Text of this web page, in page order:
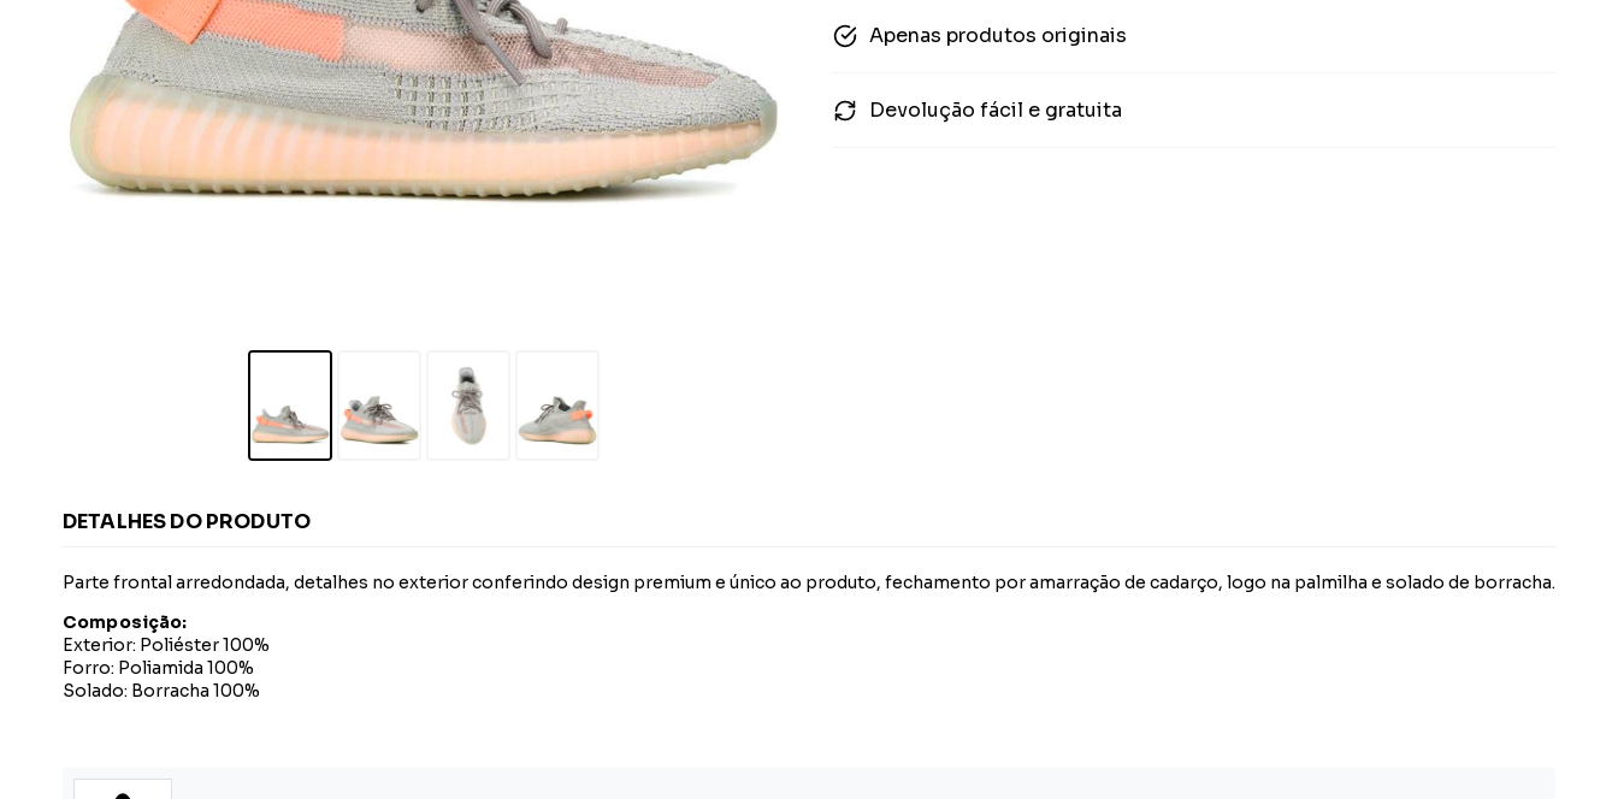
Apenas produtos originais
Devolução fácil e gratuita
DETALHES DO PRODUTO
Parte frontal arredondada, detalhes no exterior conferindo design premium e único ao produto, fechamento por amarração de cadarço, logo na palmilha e solado de borracha.
Composição:
Exterior: Poliéster 100%
Forro: Poliamida 100%
Solado: Borracha 100%